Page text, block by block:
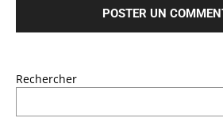
Rechercher